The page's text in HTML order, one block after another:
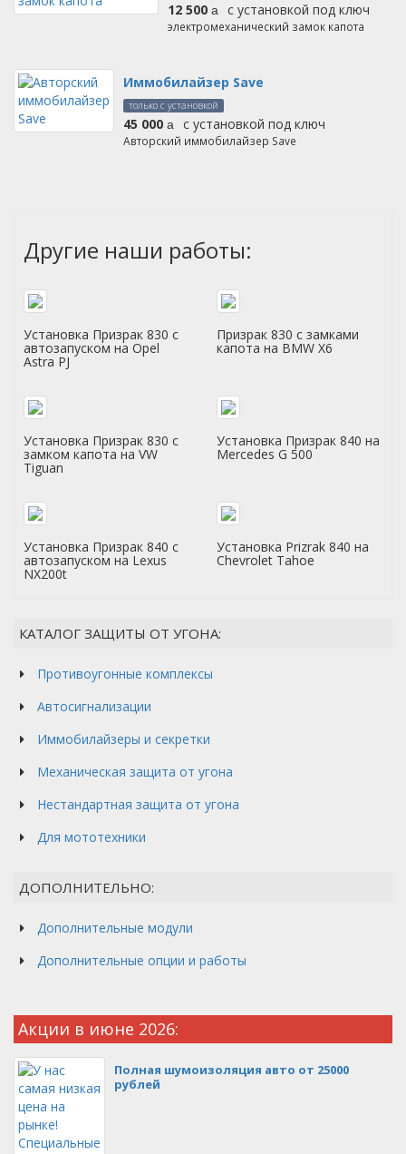
12 500 руб.
с установкой под ключ
электромеханический замок капота
Иммобилайзер Save
только с установкой
45 000 руб.
с установкой под ключ
Авторский иммобилайзер Save
Другие наши работы:
Установка Призрак 830 с
автозапуском на Opel
Astra PJ
Призрак 830 с замками
капота на BMW X6
Установка Призрак 830 с
замком капота на VW
Tiguan
Установка Призрак 840 на
Mercedes G 500
Установка Призрак 840 с
автозапуском на Lexus
NX200t
Установка Prizrak 840 на
Chevrolet Tahoe
КАТАЛОГ ЗАЩИТЫ ОТ УГОНА:
Противоугонные комплексы
Автосигнализации
Иммобилайзеры и секретки
Механическая защита от угона
Нестандартная защита от угона
Для мототехники
ДОПОЛНИТЕЛЬНО:
Дополнительные модули
Дополнительные опции и работы
Акции в июне 2026:
Полная шумоизоляция авто от 25000
рублей